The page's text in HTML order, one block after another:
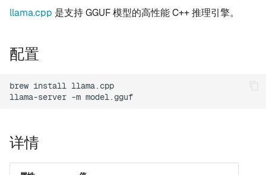
引
doctor
daemon
version
llama.cpp 是支持 GGUF 模型的高性能 C++ 推理引擎。
配置
brew install llama.cpp
llama-server -m
详情